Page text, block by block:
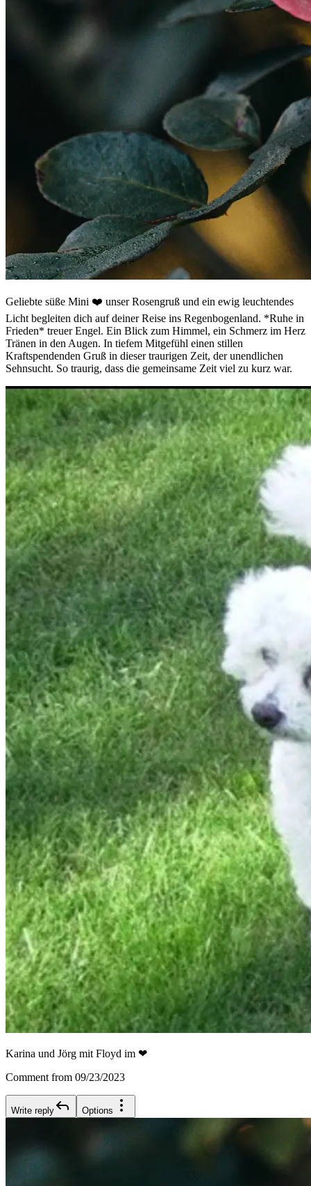
Geliebte süße Mini ❤️ unser Rosengruß und ein ewig leuchtendes
Licht begleiten dich auf deiner Reise ins Regenbogenland. *Ruhe in
Frieden* treuer Engel. Ein Blick zum Himmel, ein Schmerz im Herz
Tränen in den Augen. In tiefem Mitgefühl einen stillen
Kraftspendenden Gruß in dieser traurigen Zeit, der unendlichen
Sehnsucht. So traurig, dass die gemeinsame Zeit viel zu kurz war.
Karina und Jörg mit Floyd im ❤
Comment from 09/23/2023
Write reply Options